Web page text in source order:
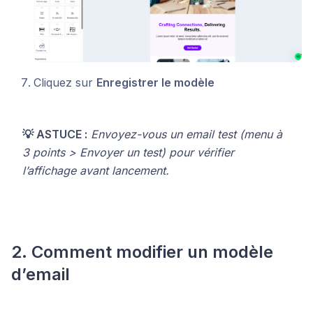
Cliquez sur Enregistrer le modèle
💡 ASTUCE : Envoyez-vous un email test (menu à
3 points > Envoyer un test) pour vérifier
l’affichage avant lancement.
2. Comment modifier un modèle
d’email